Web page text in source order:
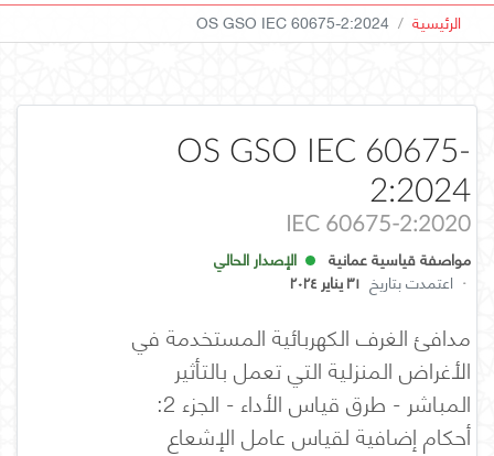
الرئيسية OS GSO IEC 60675-2:2024
OS GSO IEC 60675-
2:2024
IEC 60675-2:2020
مواصفة قياسية عمانية
الإصدار الحالي
· اعتمدت بتاريخ ٣١ يناير ٢٠٢٤
مدافئ الغرف الكهربائية المستخدمة في
الأغراض المنزلية التي تعمل بالتأثير
المباشر - طرق قياس الأداء - الجزء 2:
أحكام إضافية لقياس عامل الإشعاع